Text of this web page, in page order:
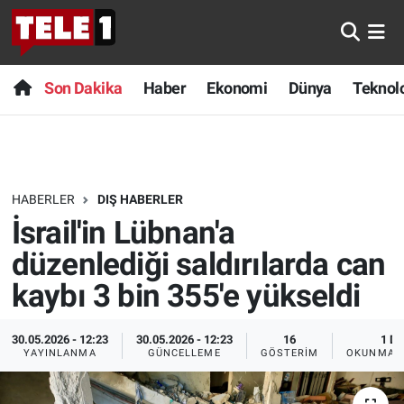
Son Dakika Haber Ekonomi Dünya
HABERLER DIŞ HABERLER
İsrail'in Lübnan'a
düzenlediği saldırılarda can
kaybı 3 bin 355'e yükseldi
30.05.2026 - 12:23
YAYINLANMA
30.05.2026 - 12:23
GÜNCELLEME
16
GÖSTERIM
1 DK
OKUNMA
Anında Manşet
Başka Sohbetler
Bilim turu
Bilim ve Teknoloji Evreni
Doğa Konuşuyor
Dünya
Ege Saati
Son Dakika
Haber
Dünya
Teknoloji
Sağlık
Spor
Yayın Akışı
Nöbetçi Eczaneler
Hava Durumu
Trafik Durumu
Süper Lig Puan Durumu ve Fikstür
Tüm Manşetler
Son Dakika Haberleri
Haber Arşivi